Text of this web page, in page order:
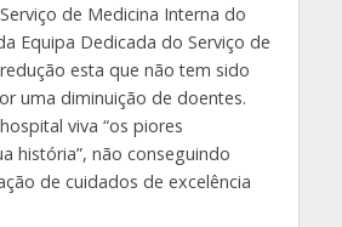
de Medicina Interna do
Equipa Dedicada do Serviço de
esta que não tem sido
uma diminuição de doentes.
viva “os piores
história”, não conseguindo
de cuidados de excelência